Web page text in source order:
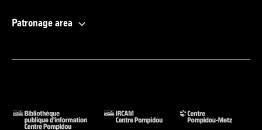
Patronage area